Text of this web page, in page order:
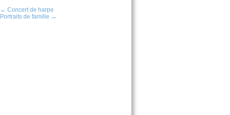
← Concert de harpe
Portraits de famille →